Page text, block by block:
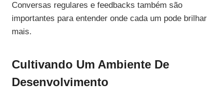
Conversas regulares e feedbacks também são
importantes para entender onde cada um pode brilhar
mais.
Cultivando Um Ambiente De
Desenvolvimento